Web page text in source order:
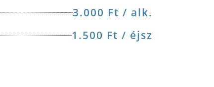
3.000 Ft / alk.
1.500 Ft / éjsz